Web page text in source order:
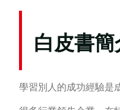
白皮書簡
學習別人的成功經驗是